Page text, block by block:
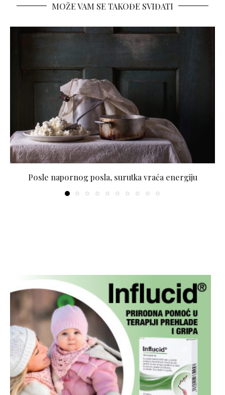
MOŽE VAM SE TAKOĐE SVIĐATI
Posle napornog posla, surutka vraća energiju